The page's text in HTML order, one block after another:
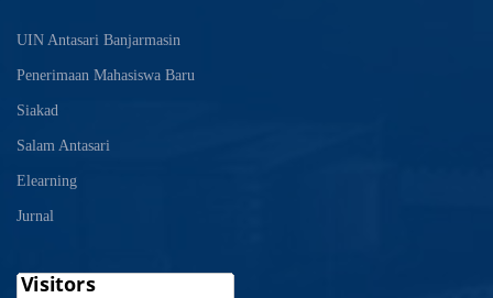
UIN Antasari Banjarmasin
Penerimaan Mahasiswa Baru
Siakad
Salam Antasari
Elearning
Jurnal